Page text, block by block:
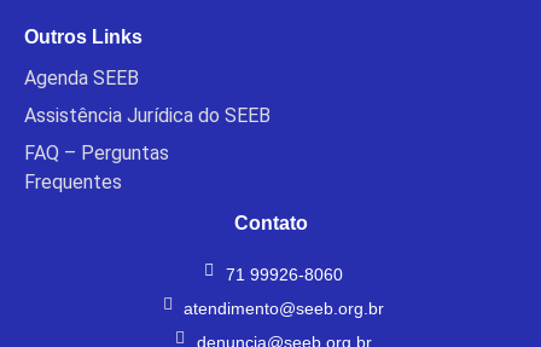
Outros Links
Agenda SEEB
Assistência Jurídica do SEEB
FAQ – Perguntas
Frequentes
Contato
71 99926-8060
atendimento@seeb.org.br
denuncia@seeb.org.br